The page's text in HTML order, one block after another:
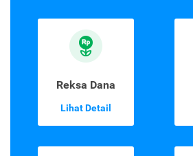
Reksa Dana
Lihat Detail